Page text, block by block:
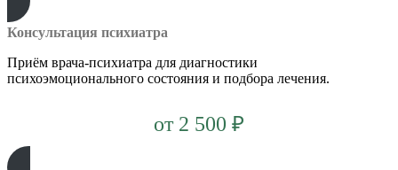
Консультация психиатра
Приём врача-психиатра для диагностики
психоэмоционального состояния и подбора лечения.
от 2 500 ₽